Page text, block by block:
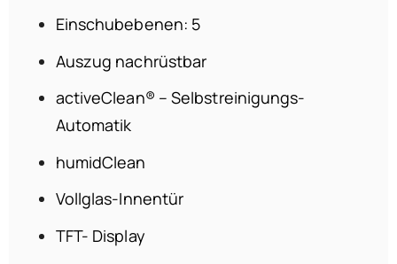
Einschubebenen: 5
Auszug nachrüstbar
activeClean® – Selbstreinigungs-
Automatik
humidClean
Vollglas-Innentür
TFT- Display